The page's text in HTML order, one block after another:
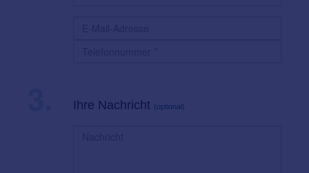
Ihre Nachricht (optional)